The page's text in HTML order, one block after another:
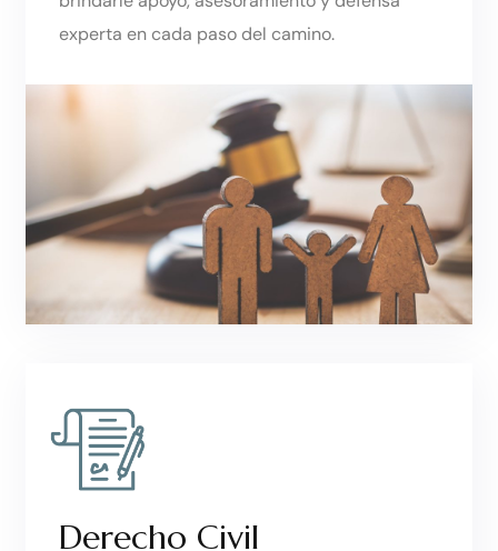
experta en cada paso del camino.
Derecho Civil